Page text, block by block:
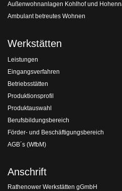
Außenwohnanlagen Kohlhof und
Ambulant betreutes Wohnen
Werkstätten
Leistungen
Eingangsverfahren
Betriebsstätten
Produktionsprofil
Produktauswahl
Berufsbildungsbereich
Förder- und Beschäftigungsbereich
AGB´s (WfbM)
Anschrift
Rathenower Werkstätten gGmbH